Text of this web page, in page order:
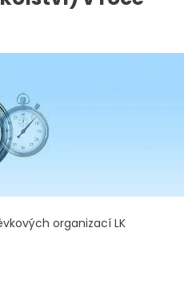
organizací LK